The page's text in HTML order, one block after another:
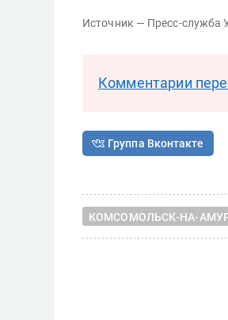
Источник — Пресс-
Комментарии
Группа Вконтакте
КОМСОМОЛЬСК-НА-